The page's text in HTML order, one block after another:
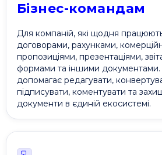
Бізнес-командам
Для компаній, які щодня працюють
договорами, рахунками,
пропозиціями, презентаціями,
формами та іншими
допомагає редагувати,
підписувати, коментувати та
документи в єдиній екосистемі.